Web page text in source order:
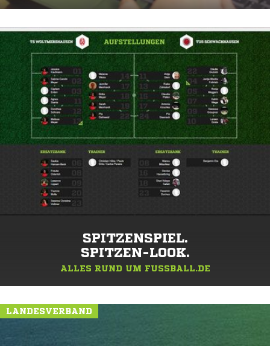
SPITZENSPIEL.
SPITZEN-LOOK.
ALLES RUND UM FUSSBALL.DE
LANDESVERBAND